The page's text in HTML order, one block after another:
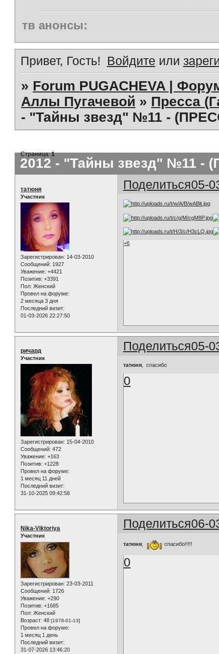
тв анонсы:
Привет, Гость! Войдите или
» Forum PUGACHEVA |
Аллы Пугачевой » Пресса
- "Тайны звезд" №11 -
2012 - "Тайны звезд" №11 -
Страница:1
Поделиться05-
татюня
Участник
Зарегистрирован: 14-03-2010
Сообщений: 1927
Уважение: +4421
Позитив: +3391
Пол: Женский
Провел на форуме:
2 месяца 3 дня
Последний визит:
01-03-2026 22:27:50
+6
Поделиться05-
ричард
Участник
Зарегистрирован: 15-04-2010
Сообщений: 472
Уважение: +163
Позитив: +1228
Провел на форуме:
1 месяц 11 дней
Последний визит:
31-10-2025 09:42:56
татюня , спасибо
0
Поделиться06-
Nika-Viktoriya
Участник
Зарегистрирован: 23-03-2011
Сообщений: 1726
Уважение: +290
Позитив: +1685
Пол: Женский
Возраст: 48 [1978-01-13]
Провел на форуме:
1 месяц 1 день
Последний визит:
31-07-2026 13:46:20
татюня спасибо!!!!!
0